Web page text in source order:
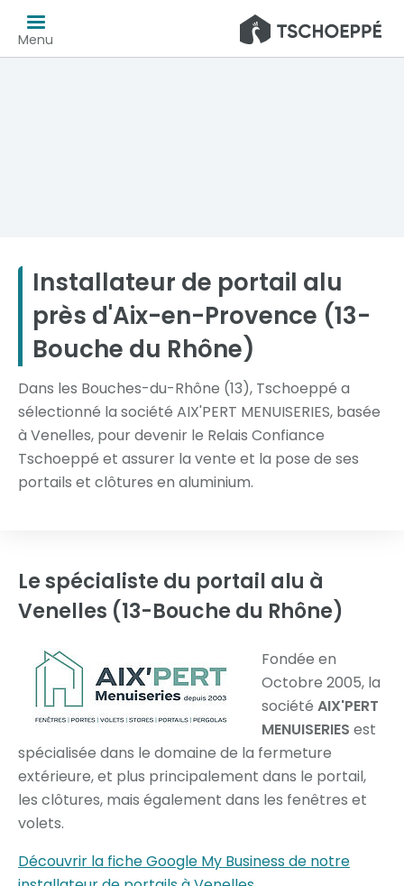
Menu
Installateur de portail alu
près d'Aix-en-Provence (13-
Bouche du Rhône)
Dans les Bouches-du-Rhône (13), Tschoeppé a
sélectionné la société AIX'PERT MENUISERIES, basée
à Venelles, pour devenir le Relais Confiance
Tschoeppé et assurer la vente et la pose de ses
portails et clôtures en aluminium.
Le spécialiste du portail alu à
Venelles (13-Bouche du Rhône)
Fondée en
Octobre 2005, la
société AIX'PERT
MENUISERIES est
spécialisée dans le domaine de la fermeture
extérieure, et plus principalement dans le portail,
les clôtures, mais également dans les fenêtres et
volets.
Découvrir la fiche Google My Business de notre